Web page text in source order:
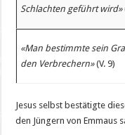
Schlachten geführt wird»
«Man bestimmte sein
den Verbrechern»(V. 9)
Jesus selbst bestätigte
den Jüngern von Emmaus